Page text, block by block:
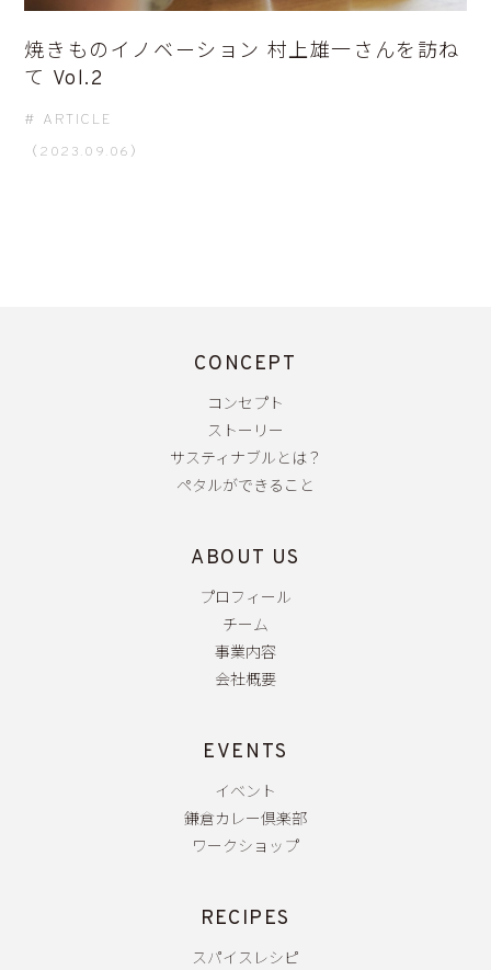
焼きものイノベーション 村上雄一さんを訪ね
て Vol.2
ARTICLE
（2023.09.06）
CONCEPT
コンセプト
ストーリー
サスティナブルとは？
ペタルができること
ABOUT US
プロフィール
チーム
事業内容
会社概要
EVENTS
イベント
鎌倉カレー倶楽部
ワークショップ
RECIPES
スパイスレシピ